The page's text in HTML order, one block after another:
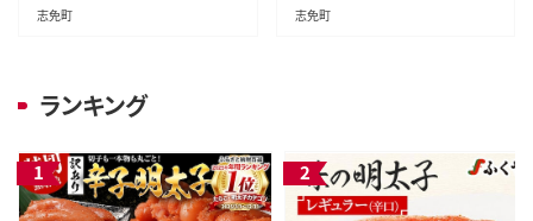
志免町 志免町
ランキング